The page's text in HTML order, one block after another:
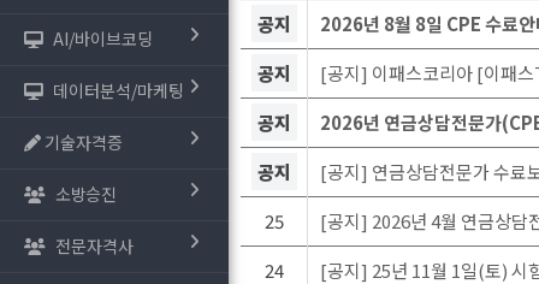
AI/바이브코딩
데이터분석/마케팅
기술자격증
소방승진
전문자격사
공지
2026년 8월 8일 CPE 수료
공지
[공지] 이패스코리아 [이패
공지
2026년 연금상담전문가
공지
[공지] 연금상담전문가 수료
25
[공지] 2026년 4월 연금상담
24
[공지] 25년 11월 1일(토) 시